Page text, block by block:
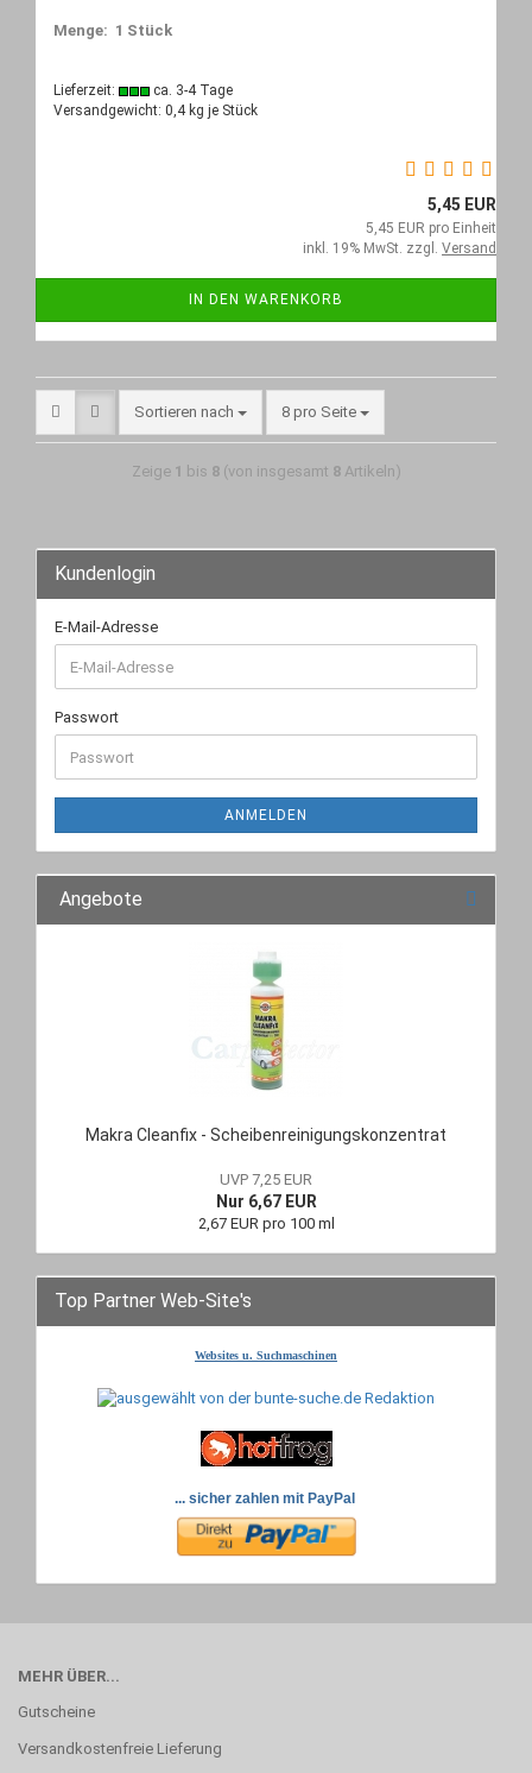
Menge: 1 Stück
Lieferzeit:
ca. 3-4 Tage
Versandgewicht: 0,4kg je Stück
5,45 EUR
5,45 EUR pro Einheit
inkl. 19% MwSt. zzgl. Versand
IN DEN WARENKORB
Sortieren nach 8 pro Seite
Zeige 1 bis 8(von insgesamt 8Artikeln)
Kundenlogin
E-Mail-Adresse
Passwort
ANMELDEN
Angebote
Makra Cleanfix - Scheibenreinigungskonzentrat
UVP 7,25 EUR
Nur 6,67 EUR
2,67 EUR pro 100 ml
Top Partner Web-Site's
Websites u. Suchmaschinen
... sicher zahlen mit PayPal
MEHR ÜBER...
Gutscheine
Versandkostenfreie Lieferung